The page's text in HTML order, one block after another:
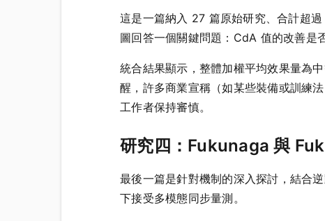
這是一篇納入 27 篇原始研究、合計超
圖回答一個關鍵問題：CdA 值的改善是
統合結果顯示，整體加權平均效果量為
醒，許多商業宣稱（如某些裝備或訓練
工作者保持審慎。
研究四：Fukunaga 與
最後一篇是針對機制的深入探討，結合
下接受多模態同步量測。